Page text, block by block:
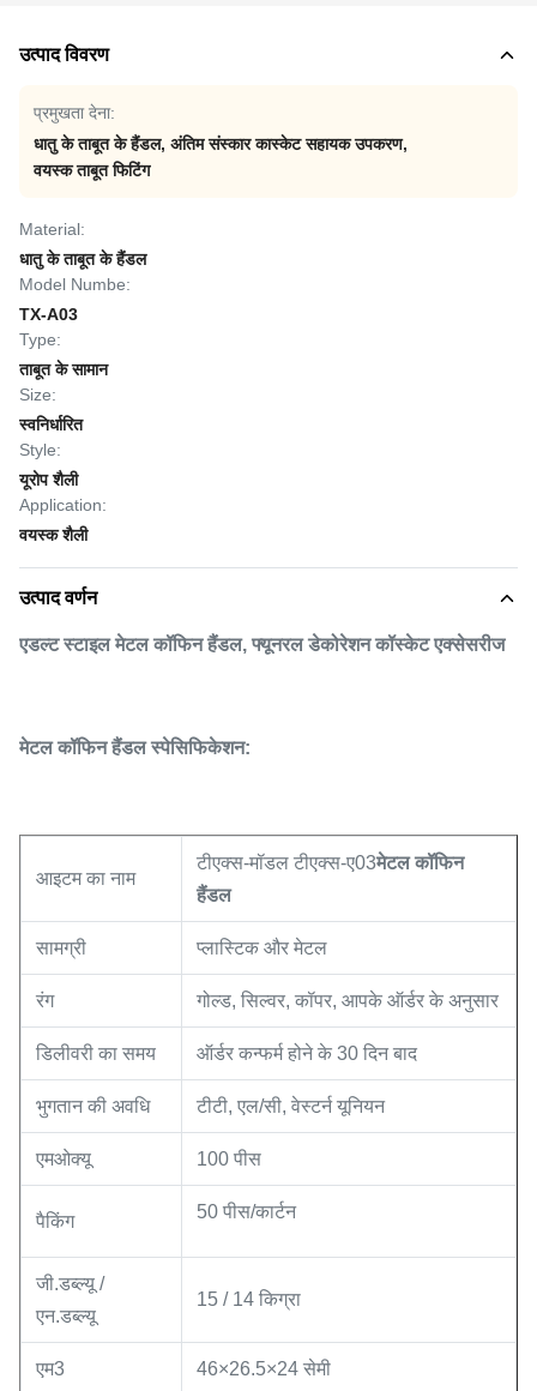
उत्पाद विवरण
प्रमुखता देना:
धातु के ताबूत के हैंडल, अंतिम संस्कार कास्केट सहायक उपकरण,
वयस्क ताबूत फिटिंग
Material:
धातु के ताबूत के हैंडल
Model Numbe:
TX-A03
Type:
ताबूत के सामान
Size:
स्वनिर्धारित
Style:
यूरोप शैली
Application:
वयस्क शैली
उत्पाद वर्णन
एडल्ट स्टाइल मेटल कॉफिन हैंडल, फ्यूनरल डेकोरेशन कॉस्केट एक्सेसरीज
मेटल कॉफिन हैंडल स्पेसिफिकेशन:
आइटम का नाम
टीएक्स-मॉडल टीएक्स-ए03मेटल कॉफिन
हैंडल
सामग्री प्लास्टिक और मेटल
रंग गोल्ड, सिल्वर, कॉपर, आपके ऑर्डर के अनुसार
डिलीवरी का समय ऑर्डर कन्फर्म होने के 30 दिन बाद
भुगतान की अवधि टीटी, एल/सी, वेस्टर्न यूनियन
एमओक्यू 100 पीस
पैकिंग 50 पीस/कार्टन
जी.डब्ल्यू /
एन.डब्ल्यू
15 / 14 किग्रा
एम3 46×26.5×24 सेमी